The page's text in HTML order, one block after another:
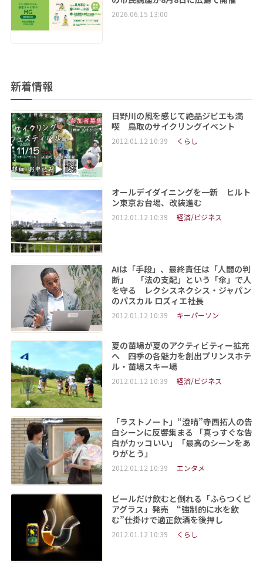
2026.06.15 13:00
新着情報
日野川の風を感じて絶品ジビエも満
喫 鳥取のサイクリングイベント
2012.01.12 10:39 くらし
オールデイダイニングを一新 ヒルト
ン東京お台場、改装進む
2012.01.12 10:39 経済/ビジネス
AIは「手段」、最終責任は「人間の判
断」 「法の支配」という「傘」で人
を守る レクシスネクシス・ジャパン
のパスカル ロズィエ社長
2012.01.12 10:39 キーパーソン
夏の苗場が夏のアクティビティー拡充
へ 四季の各魅力を創出プリンスホテ
ル・苗場スキー場
2012.01.12 10:39 経済/ビジネス
「ラストノート」“澄晴”寺西拓人の告
白シーンに反響集まる 「真っすぐな告
白がカッコいい」「最高のシーンをあ
りがとう」
2012.01.12 10:39 エンタメ
ビールだけ飲むと倒れる「ふらつくビ
アグラス」発売 “強制的に水を飲
む”仕掛けで適正飲酒を後押し
2012.01.12 10:39 くらし